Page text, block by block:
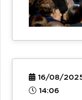
16/08/
14:06